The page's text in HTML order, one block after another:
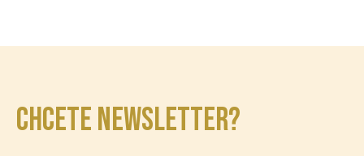
CHCETE NEWSLETTER?